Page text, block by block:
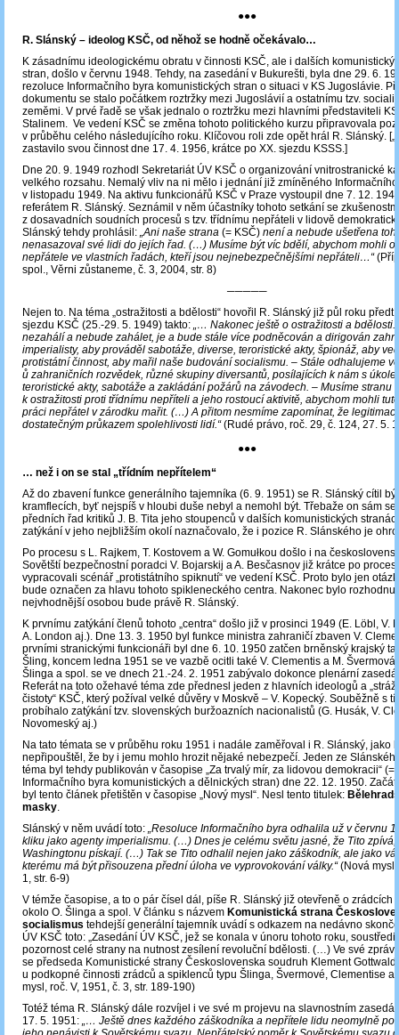
●●●
R. Slánský – ideolog KSČ, od něhož se hodně očekávalo…
K zásadnímu ideologickému obratu v činnosti KSČ, ale i dalších
stran, došlo v červnu 1948. Tehdy, na zasedání v Bukurešti, byla dne 29. 6.
rezoluce Informačního byra komunistických stran o situaci v KS Jugoslávie.
dokumentu se stalo počátkem roztržky mezi Jugoslávií a ostatnímu tzv.
zeměmi. V prvé řadě se však jednalo o roztržku mezi hlavními představiteli
Stalinem. Ve vedení KSČ se změna tohoto politického kurzu připravovala
v průběhu celého následujícího roku. Klíčovou roli zde opět hrál R. Slánský.
zastavilo svou činnost dne 17. 4. 1956, krátce po XX. sjezdu KSSS.]
Dne 20. 9. 1949 rozhodl Sekretariát ÚV KSČ o organizování vnitrostranické
velkého rozsahu. Nemalý vliv na ni mělo i jednání již zmíněného
v listopadu 1949. Na aktivu funkcionářů KSČ v Praze vystoupil dne 7. 12.
referátem R. Slánský. Seznámil v něm účastníky tohoto setkání se
z dosavadních soudních procesů s tzv. třídnímu nepřáteli v lidově
Slánský tehdy prohlásil: „Ani naše strana (= KSČ) není a nebude ušetřena
nenasazoval své lidi do jejích řad. (…) Musíme být víc bdělí, abychom mohli
nepřátele ve vlastních řadách, kteří jsou nejnebezpečnějšími nepřáteli…“
spol., Věrni zůstaneme, č. 3, 2004, str. 8)
─────
Nejen to. Na téma „ostražitosti a bdělosti“ hovořil R. Slánský již půl roku
sjezdu KSČ (25.-29. 5. 1949) takto: „… Nakonec ještě o ostražitosti a bdělosti.
nezahálí a nebude zahálet, je a bude stále více podněcován a dirigován
imperialisty, aby prováděl sabotáže, diverse, teroristické akty, špionáž, aby
protistátní činnost, aby mařil naše budování socialismu. – Stále odhalujeme
ů zahraničních rozvědek, různé skupiny diversantů, posílajících k nám s
teroristické akty, sabotáže a zakládání požárů na závodech. – Musíme stranu
k ostražitosti proti třídnímu nepříteli a jeho rostoucí aktivitě, abychom mohli
práci nepřátel v zárodku mařit. (…) A přitom nesmíme zapomínat, že
dostatečným průkazem spolehlivosti lidí.“(Rudé právo, roč. 29, č. 124, 27. 5.
●●●
… než i on se stal „třídním nepřítelem“
Až do zbavení funkce generálního tajemníka (6. 9. 1951) se R. Slánský cítil
kramflecích, byť nejspíš v hloubi duše nebyl a nemohl být. Třebaže on sám
předních řad kritiků J. B. Tita jeho stoupenců v dalších komunistických
zatýkání v jeho nejbližším okolí naznačovalo, že i pozice R. Slánského je
Po procesu s L. Rajkem, T. Kostovem a W. Gomułkou došlo i na
Sovětští bezpečnostní poradci V. Bojarskij a A. Besčasnov již krátce po
vypracovali scénář „protistátního spiknutí“ ve vedení KSČ. Proto bylo jen
bude označen za hlavu tohoto spikleneckého centra. Nakonec bylo
nejvhodnější osobou bude právě R. Slánský.
K prvnímu zatýkání členů tohoto „centra“ došlo již v prosinci 1949 (E. Löbl, V.
A. London aj.). Dne 13. 3. 1950 byl funkce ministra zahraničí zbaven V.
prvními stranickými funkcionáři byl dne 6. 10. 1950 zatčen brněnský krajský
Šling, koncem ledna 1951 se ve vazbě ocitli také V. Clementis a M.
Šlinga a spol. se ve dnech 21.-24. 2. 1951 zabývalo dokonce plenární
Referát na toto ožehavé téma zde přednesl jeden z hlavních ideologů a
čistoty“ KSČ, který požíval velké důvěry v Moskvě – V. Kopecký. Souběžně s
probíhalo zatýkání tzv. slovenských buržoazních nacionalistů (G. Husák, V.
Novomeský aj.)
Na tato témata se v průběhu roku 1951 i nadále zaměřoval i R. Slánský, jako
nepřipouštěl, že by i jemu mohlo hrozit nějaké nebezpečí. Jeden ze
téma byl tehdy publikován v časopise „Za trvalý mír, za lidovou demokracii“ (=
Informačního byra komunistických a dělnických stran) dne 22. 12. 1950.
byl tento článek přetištěn v časopise „Nový mysl“. Nesl tento titulek:
masky.
Slánský v něm uvádí toto: „Resoluce Informačního byra odhalila už v červnu
kliku jako agenty imperialismu. (…) Dnes je celému světu jasné, že Tito zpívá,
Washingtonu pískají. (…) Tak se Tito odhalil nejen jako záškodník, ale jako
kterému má být přisouzena přední úloha ve vyprovokování války.“(Nová mysl,
1, str. 6-9)
V témže časopise, a to o pár čísel dál, píše R. Slánský již otevřeně o zrádcích
okolo O. Šlinga a spol. V článku s názvem Komunistická strana
socialismus tehdejší generální tajemník uvádí s odkazem na nedávno
ÚV KSČ toto: „Zasedání ÚV KSČ, jež se konala v únoru tohoto roku,
pozornost celé strany na nutnost zesílení revoluční bdělosti. (…) Ve své
se předseda Komunistické strany Československa soudruh Klement
u podkopné činnosti zrádců a spiklenců typu Šlinga, Švermové, Clementise a
mysl, roč. V, 1951, č. 3, str. 189-190)
Totéž téma R. Slánský dále rozvíjel i ve své m projevu na slavnostním
17. 5. 1951: „… Ještě dnes každého záškodníka a nepřítele lidu neomylně